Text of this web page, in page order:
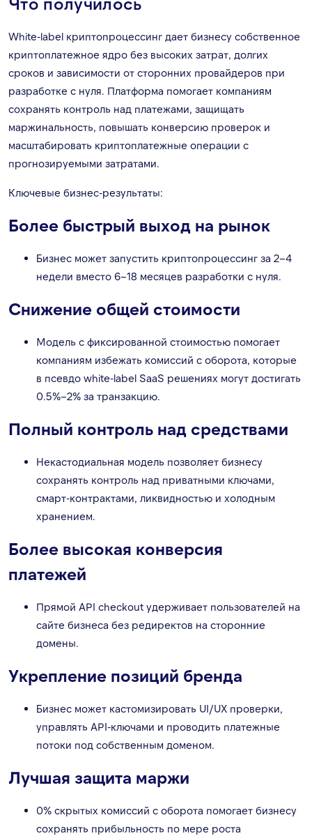
White-label криптопроцессинг дает бизнесу собственное
криптоплатежное ядро без высоких затрат, долгих
сроков и зависимости от сторонних провайдеров при
разработке с нуля. Платформа помогает компаниям
сохранять контроль над платежами, защищать
маржинальность, повышать конверсию проверок и
масштабировать криптоплатежные операции с
прогнозируемыми затратами.
Ключевые бизнес-результаты:
Более быстрый выход на рынок
Бизнес может запустить криптопроцессинг за 2–4
недели вместо 6–18 месяцев разработки с нуля.
Снижение общей стоимости
Модель с фиксированной стоимостью помогает
компаниям избежать комиссий с оборота, которые
в псевдо white-label SaaS решениях могут достигать
0.5%–2% за транзакцию.
Полный контроль над средствами
Некастодиальная модель позволяет бизнесу
сохранять контроль над приватными ключами,
смарт-контрактами, ликвидностью и холодным
хранением.
Более высокая конверсия
платежей
Прямой API checkout удерживает пользователей на
сайте бизнеса без редиректов на сторонние
домены.
Укрепление позиций бренда
Бизнес может кастомизировать UI/UX проверки,
управлять API-ключами и проводить платежные
потоки под собственным доменом.
Лучшая защита маржи
0% скрытых комиссий с оборота помогает бизнесу
сохранять прибыльность по мере роста